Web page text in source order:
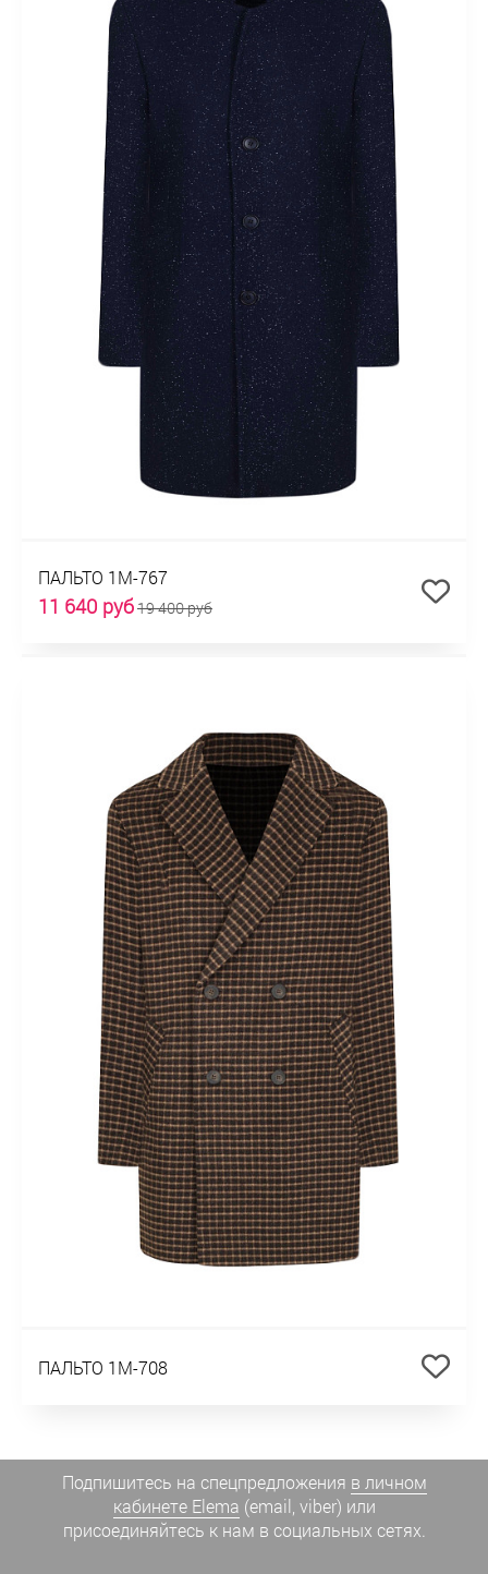
ПАЛЬТО 1М-767
11 640 руб19 400 руб
ПАЛЬТО 1М-708
Подпишитесь на спецпредложения в личном
кабинете Elema (email, viber) или
присоединяйтесь к нам в социальных сетях.